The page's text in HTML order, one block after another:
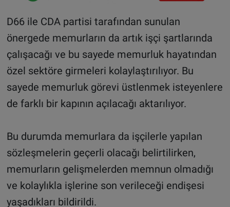
D66 ile CDA partisi tarafından sunulan
önergede memurların da artık işçi şartlarında
çalışacağı ve bu sayede memurluk hayatından
özel sektöre girmeleri kolaylaştırılıyor. Bu
sayede memurluk görevi üstlenmek isteyenlere
de farklı bir kapının açılacağı aktarılıyor.
Bu durumda memurlara da işçilerle yapılan
sözleşmelerin geçerli olacağı belirtilirken,
memurların gelişmelerden memnun olmadığı
ve kolaylıkla işlerine son verileceği endişesi
yaşadıkları bildirildi.